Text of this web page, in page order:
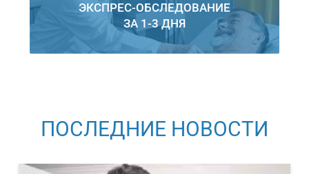
ЭКСПРЕС-ОБСЛЕДОВАНИЕ
ЗА 1-3 ДНЯ
ПОСЛЕДНИЕ НОВОСТИ